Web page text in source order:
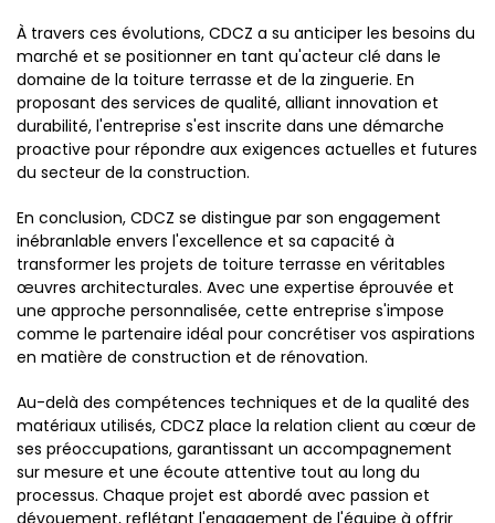
À travers ces évolutions, CDCZ a su anticiper les besoins du
marché et se positionner en tant qu'acteur clé dans le
domaine de la toiture terrasse et de la zinguerie. En
proposant des services de qualité, alliant innovation et
durabilité, l'entreprise s'est inscrite dans une démarche
proactive pour répondre aux exigences actuelles et futures
du secteur de la construction.
En conclusion, CDCZ se distingue par son engagement
inébranlable envers l'excellence et sa capacité à
transformer les projets de toiture terrasse en véritables
œuvres architecturales. Avec une expertise éprouvée et
une approche personnalisée, cette entreprise s'impose
comme le partenaire idéal pour concrétiser vos aspirations
en matière de construction et de rénovation.
Au-delà des compétences techniques et de la qualité des
matériaux utilisés, CDCZ place la relation client au cœur de
ses préoccupations, garantissant un accompagnement
sur mesure et une écoute attentive tout au long du
processus. Chaque projet est abordé avec passion et
dévouement, reflétant l'engagement de l'équipe à offrir